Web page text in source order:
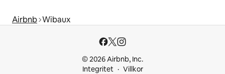
Airbnb Wibaux
© 2026 Airbnb, Inc.
Integritet
Villkor